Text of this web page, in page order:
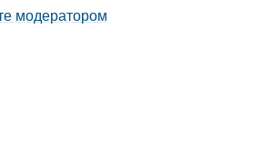
модератором